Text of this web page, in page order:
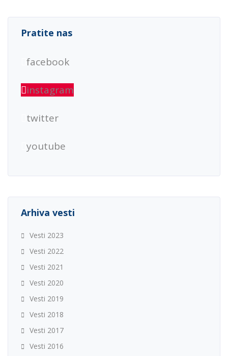
Pratite nas
facebook
instagram
twitter
youtube
Arhiva vesti
Vesti 2023
Vesti 2022
Vesti 2021
Vesti 2020
Vesti 2019
Vesti 2018
Vesti 2017
Vesti 2016